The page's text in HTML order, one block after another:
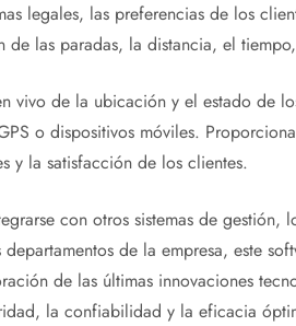
legales, las preferencias de los
las paradas, la distancia, el
vivo de la ubicación y el estado de
o dispositivos móviles.
y la satisfacción de los clientes.
con otros sistemas de
de la empresa, este
de las últimas innovaciones
la confiabilidad y la eficacia